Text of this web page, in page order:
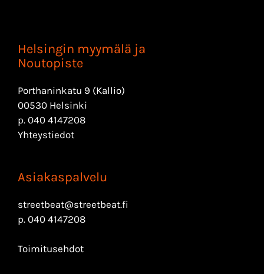
Helsingin myymälä ja
Noutopiste
Porthaninkatu 9 (Kallio)
00530 Helsinki
p. 040 4147208
Yhteystiedot
Asiakaspalvelu
streetbeat@streetbeat.fi
p. 040 4147208
Toimitusehdot